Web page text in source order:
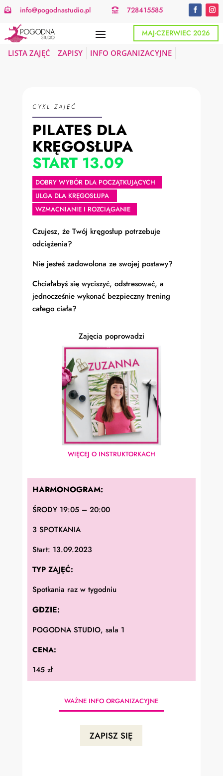
 info@pogodnastudio.pl  728415585
MAJ-CZERWIEC 2026
LISTA ZAJĘĆ
ZAPISY INFO ORGANIZACYJNE
CYKL ZAJĘĆ
PILATES DLA
KRĘGOSŁUPA
START 13.09
DOBRY WYBÓR DLA POCZĄTKUJĄCYCH
ULGA DLA KRĘGOSŁUPA
WZMACNIANIE I ROZCIĄGANIE
Czujesz, że Twój kręgosłup potrzebuje
odciążenia?
Nie jesteś zadowolona ze swojej postawy?
Chciałabyś się wyciszyć, odstresować, a
jednocześnie wykonać bezpieczny trening
całego ciała?
Zajęcia poprowadzi
WIĘCEJ O INSTRUKTORKACH
HARMONOGRAM:
ŚRODY 19:05 – 20:00
3 SPOTKANIA
Start: 13.09.2023
TYP ZAJĘĆ:
Spotkania raz w tygodniu
GDZIE:
POGODNA STUDIO, sala 1
CENA:
145 zł
WAŻNE INFO ORGANIZACYJNE
ZAPISZ SIĘ